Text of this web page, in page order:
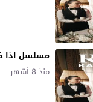
مسلسل اذا
منذ 8 أشهر